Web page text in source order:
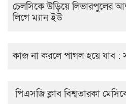
চেলসিকে উড়িয়ে লিভারপুলের
লিগে ম্যান ইউ
কাজ না করলে পাগল হয়ে যাব :
পিএসজি ক্লাব বিশ্বতারকা